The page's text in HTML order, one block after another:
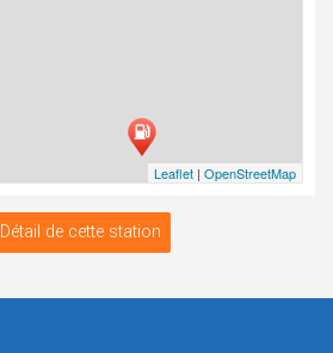
Leaflet | OpenStreetMap
Détail de cette station